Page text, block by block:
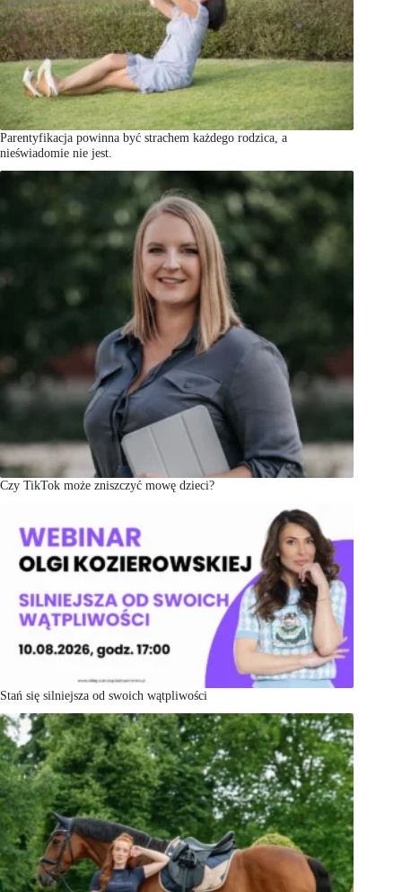
Parentyfikacja powinna być strachem każdego rodzica, a
nieświadomie nie jest.
Czy TikTok może zniszczyć mowę dzieci?
Stań się silniejsza od swoich wątpliwości